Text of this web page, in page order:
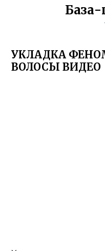
УКЛАДКА
ВОЛОСЫ ВИДЕО